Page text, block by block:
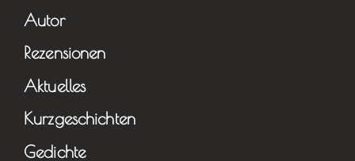
Autor
Rezensionen
Aktuelles
Kurzgeschichten
Gedichte